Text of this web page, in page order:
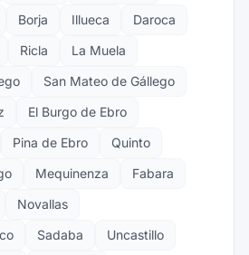
Borja Illueca
Daroca
Ricla
La Muela
San Mateo de Gállego
El Burgo de Ebro
Pina de Ebro
Quinto
Mequinenza
Fabara
Novallas
Sadaba
Uncastillo